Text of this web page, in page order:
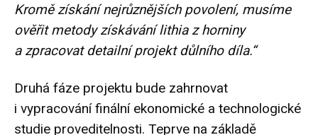
Kromě získání nejrůznějších povolení, musíme
ověřit metody získávání lithia z horniny
a zpracovat detailní projekt důlního díla.“
Druhá fáze projektu bude zahrnovat
i vypracování finální ekonomické a technologické
studie proveditelnosti. Teprve na základě